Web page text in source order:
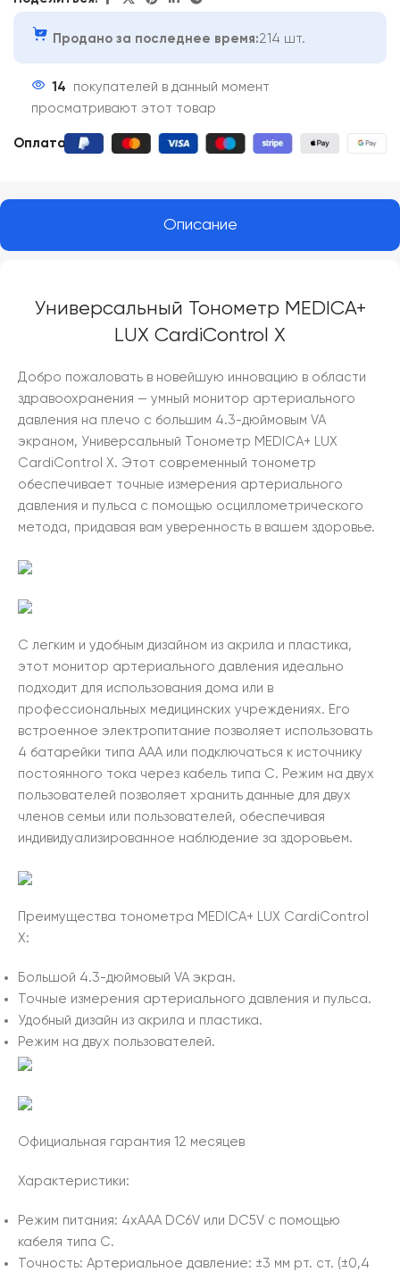
Продано за последнее время:214 шт.
14
покупателей в данный момент
просматривают этот товар
Оплата:
Описание
Универсальный Тонометр MEDICA+
LUX CardiControl X
Добро пожаловать в новейшую инновацию в области
здравоохранения — умный монитор артериального
давления на плечо с большим 4.3-дюймовым VA
экраном, Универсальный Тонометр MEDICA+ LUX
CardiControl X. Этот современный тонометр
обеспечивает точные измерения артериального
давления и пульса с помощью осциллометрического
метода, придавая вам уверенность в вашем здоровье.
С легким и удобным дизайном из акрила и пластика,
этот монитор артериального давления идеально
подходит для использования дома или в
профессиональных медицинских учреждениях. Его
встроенное электропитание позволяет использовать
4 батарейки типа AAA или подключаться к источнику
постоянного тока через кабель типа C. Режим на двух
пользователей позволяет хранить данные для двух
членов семьи или пользователей, обеспечивая
индивидуализированное наблюдение за здоровьем.
Преимущества тонометра MEDICA+ LUX CardiControl
X:
Большой 4.3-дюймовый VA экран.
Точные измерения артериального давления и пульса.
Удобный дизайн из акрила и пластика.
Режим на двух пользователей.
Официальная гарантия 12 месяцев
Характеристики:
Режим питания: 4xAAA DC6V или DC5V с помощью
кабеля типа C.
Точность: Артериальное давление: ±3 мм рт. ст. (±0,4